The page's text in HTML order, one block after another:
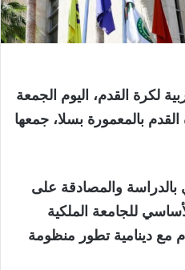
لكرة القدم، اليوم الجمعة
بالمعمورة بسلا، جمعها
بالدراسة والمصادقة على
للجامعة الملكية
مع دينامية تطور منظومة